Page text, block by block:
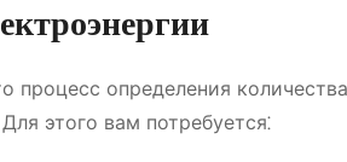
процесс определения
этого вам потребуется⁚